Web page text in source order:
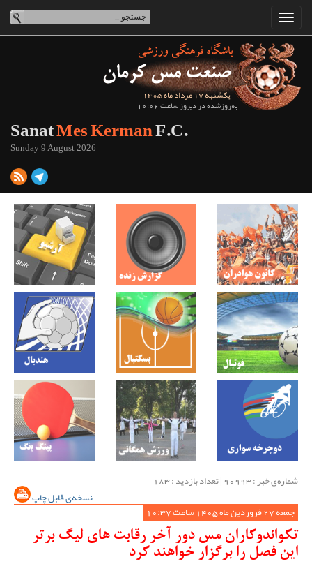
یکشنبه 17 مرداد ماه 1405
به‌روزشده در دیروز ساعت 10:06
SanatMes KermanF.C.
Sunday 9 August 2026
شماره‌ی خبر : ‌90993 | تعداد بازدید : 183
نسخه‌ی قابل چاپ
جمعه 27 فروردین ماه 1405 ساعت 10:37
تکواندوکاران مس دور آخر رقابت های لیگ برتر
این فصل را برگزار خواهند کرد